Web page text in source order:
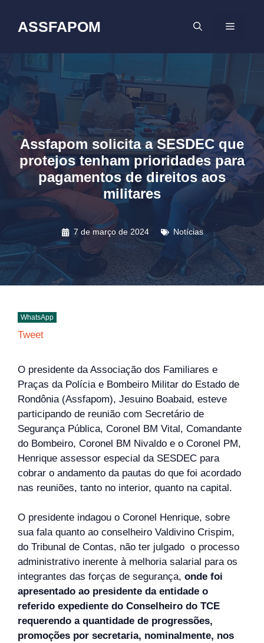
conteúdo
ASSFAPOM MENU
Assfapom solicita a SESDEC que
protejos tenham prioridades para
pagamentos de direitos aos
militares
7 de março de 2024 Notícias
WhatsApp
Tweet
O presidente da Associação dos Familiares e
Praças da Polícia e Bombeiro Militar do Estado de
Rondônia (Assfapom), Jesuino Boabaid, esteve
participando de reunião com Secretário de
Segurança Pública, Coronel BM Vital, Comandante
do Bombeiro, Coronel BM Nivaldo e o Coronel PM,
Henrique assessor especial da SESDEC para
cobrar o andamento da pautas do que foi acordado
nas reuniões, tanto no interior, quanto na capital.
O presidente indagou o Coronel Henrique, sobre
sua fala quanto ao conselheiro Valdivino Crispim,
do Tribunal de Contas, não ter julgado o processo
administrativo inerente à melhoria salarial para os
integrantes das forças de segurança, onde foi
apresentado ao presidente da entidade o
referido expediente do Conselheiro do TCE
requerendo a quantidade de progressões,
promoções por secretaria, nominalmente, nos